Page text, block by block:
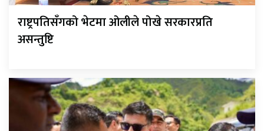
राष्ट्रपतिसँगको भेटमा ओलीले पोखे सरकारप्रति
असन्तुष्टि